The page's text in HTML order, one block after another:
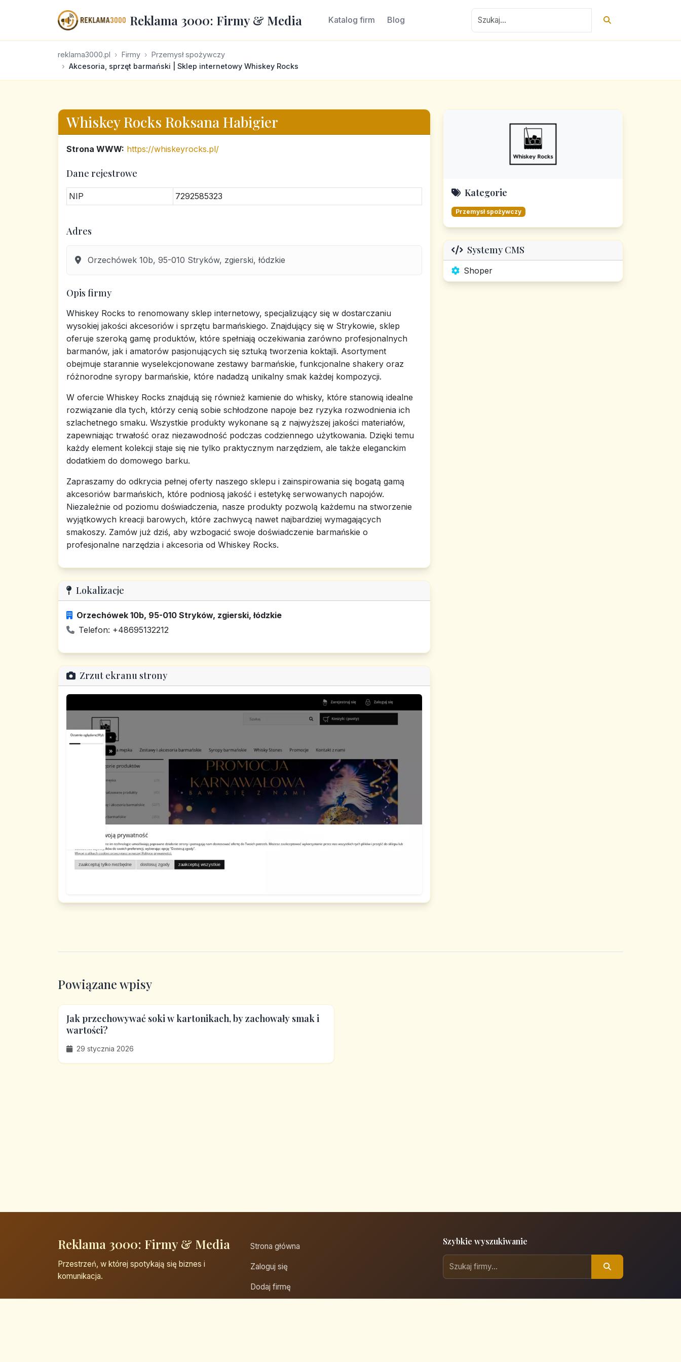
Reklama 3000: Firmy & Media Katalog firm Blog
reklama3000.pl Firmy
Przemysł spożywczy
Akcesoria, sprzęt barmański | Sklep internetowy Whiskey Rocks
Whiskey Rocks Roksana Habigier
Strona WWW: https://whiskeyrocks.pl/
Dane rejestrowe
NIP 7292585323
Adres
Orzechówek 10b, 95-010 Stryków, zgierski, łódzkie
Opis firmy
Whiskey Rocks to renomowany sklep internetowy, specjalizujący się w dostarczaniu
wysokiej jakości akcesoriów i sprzętu barmańskiego. Znajdujący się w Strykowie, sklep
oferuje szeroką gamę produktów, które spełniają oczekiwania zarówno profesjonalnych
barmanów, jak i amatorów pasjonujących się sztuką tworzenia koktajli. Asortyment
obejmuje starannie wyselekcjonowane zestawy barmańskie, funkcjonalne shakery oraz
różnorodne syropy barmańskie, które nadadzą unikalny smak każdej kompozycji.
W ofercie Whiskey Rocks znajdują się również kamienie do whisky, które stanowią idealne
rozwiązanie dla tych, którzy cenią sobie schłodzone napoje bez ryzyka rozwodnienia ich
szlachetnego smaku. Wszystkie produkty wykonane są z najwyższej jakości materiałów,
zapewniając trwałość oraz niezawodność podczas codziennego użytkowania. Dzięki temu
każdy element kolekcji staje się nie tylko praktycznym narzędziem, ale także eleganckim
dodatkiem do domowego barku.
Zapraszamy do odkrycia pełnej oferty naszego sklepu i zainspirowania się bogatą gamą
akcesoriów barmańskich, które podniosą jakość i estetykę serwowanych napojów.
Niezależnie od poziomu doświadczenia, nasze produkty pozwolą każdemu na stworzenie
wyjątkowych kreacji barowych, które zachwycą nawet najbardziej wymagających
smakoszy. Zamów już dziś, aby wzbogacić swoje doświadczenie barmańskie o
profesjonalne narzędzia i akcesoria od Whiskey Rocks.
Lokalizacje
Orzechówek 10b, 95-010 Stryków, zgierski, łódzkie
Telefon: +48695132212
Zrzut ekranu strony
Kategorie
Przemysł spożywczy
Systemy CMS
Shoper
Powiązane wpisy
Jak przechowywać soki w kartonikach, by zachowały smak i
wartości?
29 stycznia 2026
Reklama 3000: Firmy & Media
Przestrzeń, w której spotykają się biznes i
komunikacja.
Strona główna
Zaloguj się
Dodaj firmę
Szybkie wyszukiwanie